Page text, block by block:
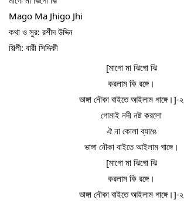
Mago Ma Jhigo Jhi
কথা ও সুর: রশীদ উদ্দিন
শিল্পী: বারী সিদ্দিকী
[মাগো মা ঝিগো ঝি
করলাম কি রঙ্গে।
ভাঙ্গা নৌকা বাইতে আইলাম গাঙ্গে।]-২
গোমাই নদী নষ্ট করলো
ঐ না কোলা ব্যাঙে
ভাঙ্গা নৌকা বাইতে আইলাম গাঙ্গে।
[মাগো মা ঝিগো ঝি
করলাম কি রঙ্গে।
ভাঙ্গা নৌকা বাইতে আইলাম গাঙ্গে।]-২